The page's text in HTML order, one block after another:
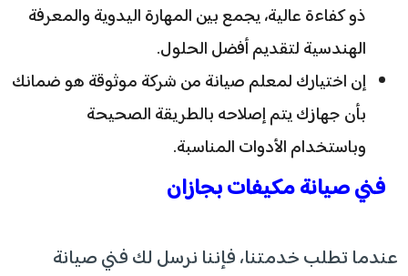
ذو كفاءة عالية، يجمع بين المهارة اليدوية والمعرفة
الهندسية لتقديم أفضل الحلول.
إن اختيارك لمعلم صيانة من شركة موثوقة هو ضمانك
بأن جهازك يتم إصلاحه بالطريقة الصحيحة
وباستخدام الأدوات المناسبة.
فني صيانة مكيفات بجازان
عندما تطلب خدمتنا، فإننا نرسل لك فني صيانة